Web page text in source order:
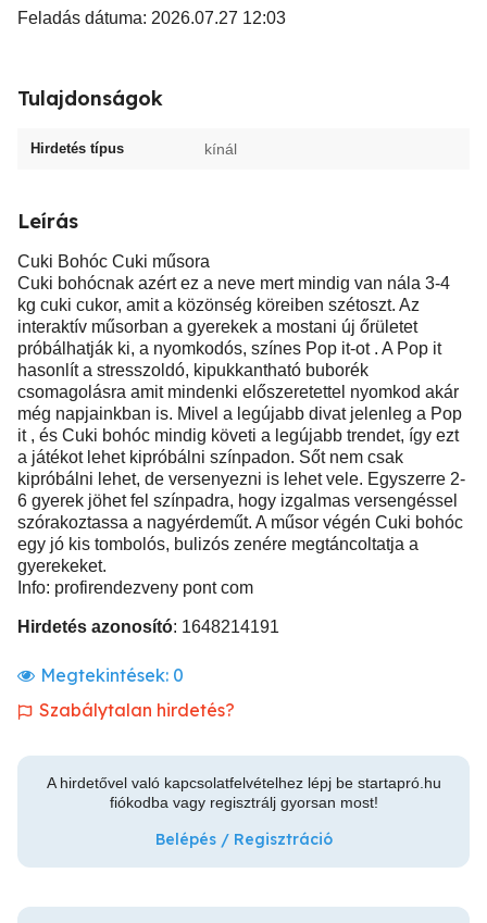
Feladás dátuma: 2026.07.27 12:03
Tulajdonságok
Hirdetés típus kínál
Leírás
Cuki Bohóc Cuki műsora
Cuki bohócnak azért ez a neve mert mindig van nála 3-4
kg cuki cukor, amit a közönség köreiben szétoszt. Az
interaktív műsorban a gyerekek a mostani új őrületet
próbálhatják ki, a nyomkodós, színes Pop it-ot . A Pop it
hasonlít a stresszoldó, kipukkantható buborék
csomagolásra amit mindenki előszeretettel nyomkod akár
még napjainkban is. Mivel a legújabb divat jelenleg a Pop
it , és Cuki bohóc mindig követi a legújabb trendet, így ezt
a játékot lehet kipróbálni színpadon. Sőt nem csak
kipróbálni lehet, de versenyezni is lehet vele. Egyszerre 2-
6 gyerek jöhet fel színpadra, hogy izgalmas versengéssel
szórakoztassa a nagyérdeműt. A műsor végén Cuki bohóc
egy jó kis tombolós, bulizós zenére megtáncoltatja a
gyerekeket.
Info: profirendezveny pont com
Hirdetés azonosító: 1648214191
Megtekintések: 0
Szabálytalan hirdetés?
A hirdetővel való kapcsolatfelvételhez lépj be startapró.hu
fiókodba vagy regisztrálj gyorsan most!
Belépés / Regisztráció